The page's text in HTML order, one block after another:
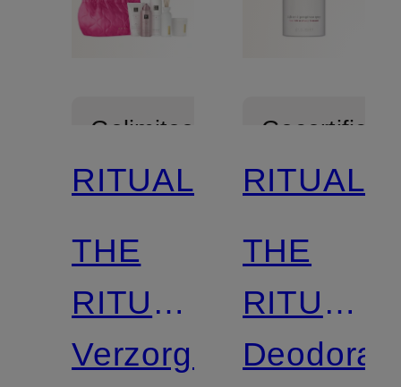
Gelimiteerd
RITUALS
THE
RITUAL
OF
Verzorgingsset
RITUALS
THE
RITUAL
OF